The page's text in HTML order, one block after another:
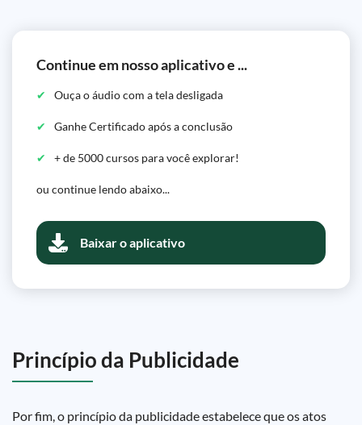
Continue em nosso aplicativo e ...
Ouça o áudio com a tela desligada
Ganhe Certificado após a conclusão
+ de 5000 cursos para você explorar!
ou continue lendo abaixo...
Baixar o aplicativo
Princípio da Publicidade
Por fim, o princípio da publicidade estabelece que os atos